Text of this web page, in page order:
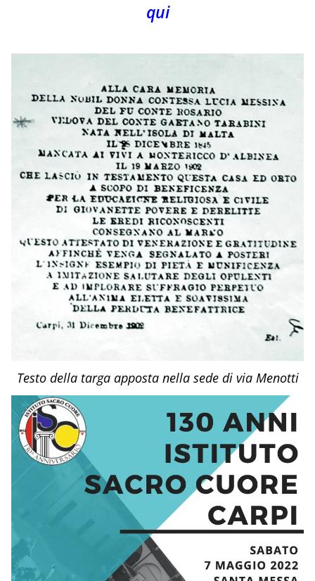
qui
Testo della targa apposta nella sede di via Menotti